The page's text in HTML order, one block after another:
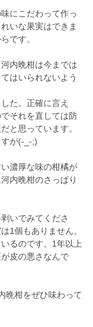
にこだわって作っ
いな果実はできま
です。
内晩柑は今までは
はいられないよう
た。正確に言え
それを直しては防
と思っています。
が(-_-;)
濃厚な味の柑橘が
内晩柑のさっぱり
いでみてくださ
1個もありません。
るのです。1年以上
皮の悪さなんで
晩柑をぜひ味わって